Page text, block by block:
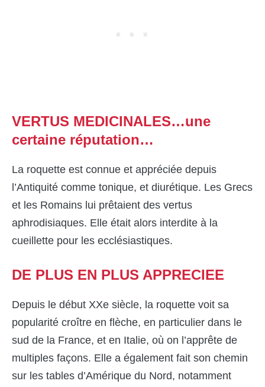
VERTUS MEDICINALES…une
certaine réputation…
La roquette est connue et appréciée depuis
l’Antiquité comme tonique, et diurétique. Les Grecs
et les Romains lui prêtaient des vertus
aphrodisiaques. Elle était alors interdite à la
cueillette pour les ecclésiastiques.
DE PLUS EN PLUS APPRECIEE
Depuis le début XXe siècle, la roquette voit sa
popularité croître en flèche, en particulier dans le
sud de la France, et en Italie, où on l’apprête de
multiples façons. Elle a également fait son chemin
sur les tables d’Amérique du Nord, notamment